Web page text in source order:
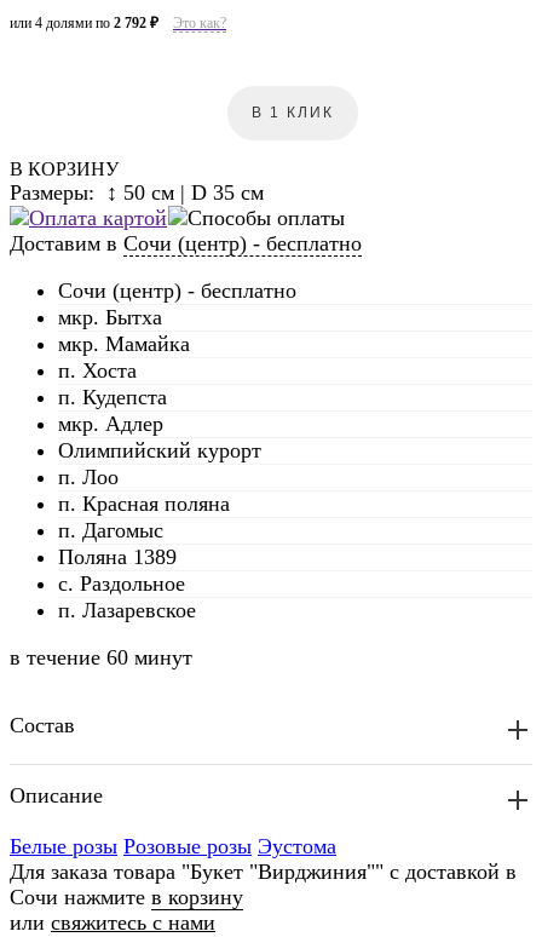
или 4 долями по 2 792 ₽ Это как?
В КОРЗИНУ
В 1 КЛИК
Размеры: ↕ 50 см | D 35 см
Доставим в Сочи (центр) - бесплатно
Сочи (центр) - бесплатно
мкр. Бытха
мкр. Мамайка
п. Хоста
п. Кудепста
мкр. Адлер
Олимпийский курорт
п. Лоо
п. Красная поляна
п. Дагомыс
Поляна 1389
с. Раздольное
п. Лазаревское
в течение 60 минут
Состав
Описание
Белые розы Розовые розы Эустома
Для заказа товара "Букет "Вирджиния"" с доставкой в
Сочи нажмите в корзину
или свяжитесь с нами